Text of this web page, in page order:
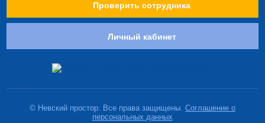
Проверить сотрудника
Личный кабинет
© Невский простор. Все права защищены. Соглашение о
персональных данных